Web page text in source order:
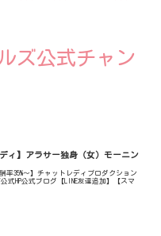
ズ公式チャン
ィ】アラサー独身（女）モーニン
率35%〜】チャットレディプロダクション
式HP公式ブログ【LINE友達追加】【スマ